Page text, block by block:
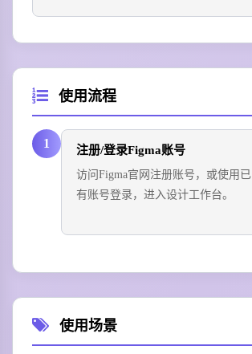
使用流程
1 注册/登录Figma账号
访问Figma官网注册账号，或使用已
有账号登录，进入设计工作台。
使用场景